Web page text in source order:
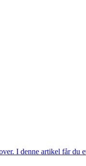
I denne artikel får